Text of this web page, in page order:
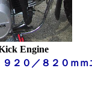
Engine
０／８２０ｍｍ